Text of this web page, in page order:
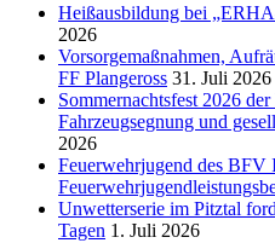
Heißausbildung bei
2026
Vorsorgemaßnahmen,
FF Plangeross 31. Juli 2026
Sommernachtsfest 2026
Fahrzeugsegnung und
2026
Feuerwehrjugend des BFV
Unwetterserie im Pitztal
Tagen 1. Juli 2026